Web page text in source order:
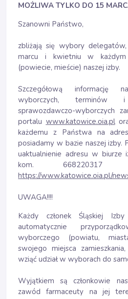
MOŻLIWA TYLKO DO 15
Szanowni Państwo,
zbliżają się wybory
marcu i kwietniu w każdym
(powiecie, mieście) naszej izby.
Szczegółową informację
wyborczych,
sprawozdawczo-wyborczych
portalu www.katowice.oia.pl
każdemu z Państwa na
posiadamy w bazie naszej izby.
uaktualnienie adresu w biurze
kom. 668220317
https://www.katowice.oia.pl/
UWAGA!!!!
Każdy członek Śląskiej
automatycznie
wyborczego (powiatu,
swojego miejsca
wziąć udział w wyborach do
Wyjątkiem są członkowie
zawód farmaceuty na jej